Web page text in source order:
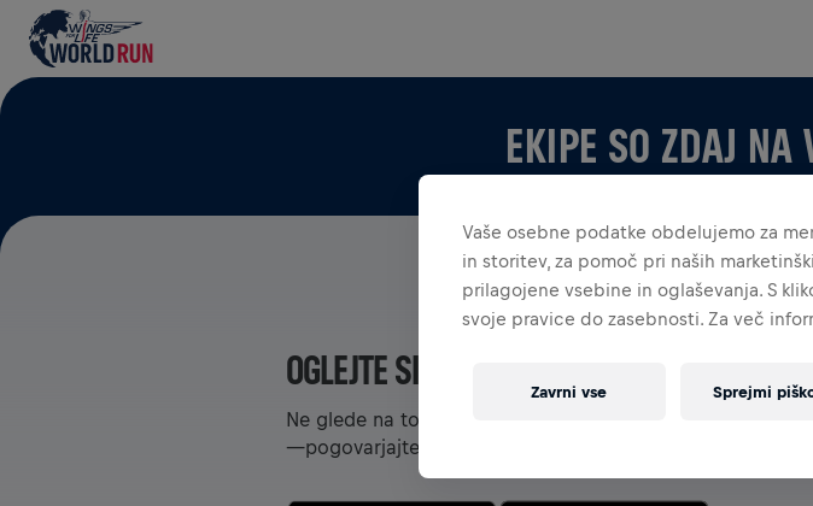
EKIPE SO ZDAJ NA
OGLEJTE SI EKIPE V APLIKACIJI
Ne glede na to, ali ste v ekipi ali ustvarjate svojo,
—pogovarjajte se, spremljajte svoje lestvice in praznujte
Vaše osebne podatke obdelujemo za
in storitev, za pomoč pri naših
prilagojene vsebine in oglaševanja. S
svoje pravice do zasebnosti. Za več
Zavrni vse Sprejmi